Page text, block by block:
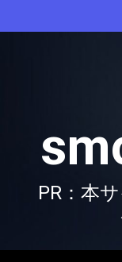
to
PR：本